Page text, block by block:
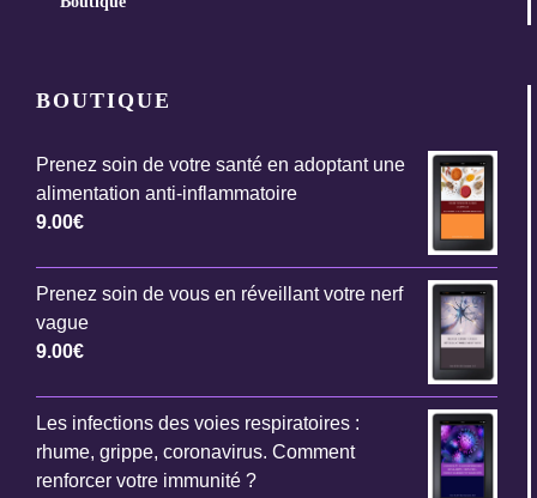
BOUTIQUE
Prenez soin de votre santé en adoptant une
alimentation anti-inflammatoire
9.00€
Prenez soin de vous en réveillant votre nerf
vague
9.00€
Les infections des voies respiratoires :
rhume, grippe, coronavirus. Comment
renforcer votre immunité ?